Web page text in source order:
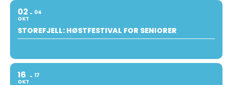
02
OKT
04
STOREFJELL: HØSTFESTIVAL FOR SENIORER
16
OKT
17